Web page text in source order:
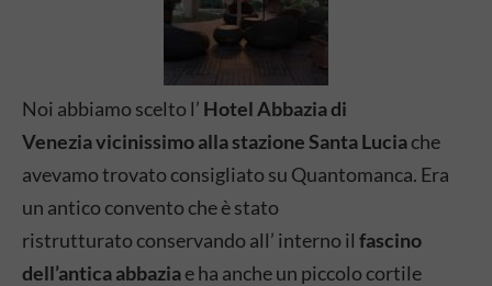
Noi abbiamo scelto l’ Hotel Abbazia di
Veneziavicinissimo alla stazione Santa Luciache
avevamo trovato consigliato su Quantomanca. Era
un antico convento che è stato
ristrutturato conservando all’ interno il fascino
dell’antica abbaziae ha anche un piccolo cortile